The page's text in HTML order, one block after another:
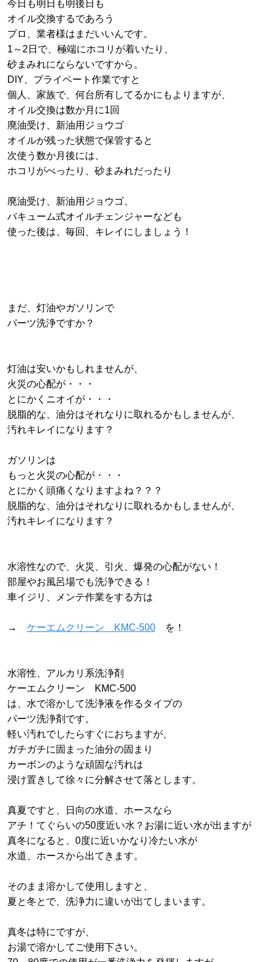
今日も明日も明後日も
オイル交換するであろう
プロ、業者様はまだいいんです。
1～2日で、極端にホコリが着いたり、
砂まみれにならないですから。
DIY、プライベート作業ですと
個人、家族で、何台所有してるかにもよりますが、
オイル交換は数か月に1回
廃油受け、新油用ジョウゴ
オイルが残った状態で保管すると
次使う数か月後には、
ホコリがべったり、砂まみれだったり
廃油受け、新油用ジョウゴ、
バキューム式オイルチェンジャーなども
使った後は、毎回、キレイにしましょう！
まだ、灯油やガソリンで
パーツ洗浄ですか？
灯油は安いかもしれませんが、
火災の心配が・・・
とにかくニオイが・・・
脱脂的な、油分はそれなりに取れるかもしませんが、
汚れキレイになります？
ガソリンは
もっと火災の心配が・・・
とにかく頭痛くなりますよね？？？
脱脂的な、油分はそれなりに取れるかもしませんが、
汚れキレイになります？
水溶性なので、火災、引火、爆発の心配がない！
部屋やお風呂場でも洗浄できる！
車イジリ、メンテ作業をする方は
→ ケーエムクリーン KMC-500 を！
水溶性、アルカリ系洗浄剤
ケーエムクリーン KMC-500
は、水で溶かして洗浄液を作るタイプの
パーツ洗浄剤です。
軽い汚れでしたらすぐにおちますが、
ガチガチに固まった油分の固まり
カーボンのような頑固な汚れは
浸け置きして徐々に分解させて落とします。
真夏ですと、日向の水道、ホースなら
アチ！てぐらいの50度近い水？お湯に近い水が出ますが
真冬になると、0度に近いかなり冷たい水が
水道、ホースから出てきます。
そのまま溶かして使用しますと、
夏と冬とで、洗浄力に違いが出てしまいます。
真冬は特にですが、
お湯で溶かしてご使用下さい。